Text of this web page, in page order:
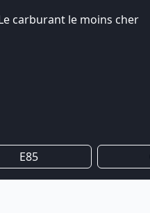
carburant le moins cher
E85